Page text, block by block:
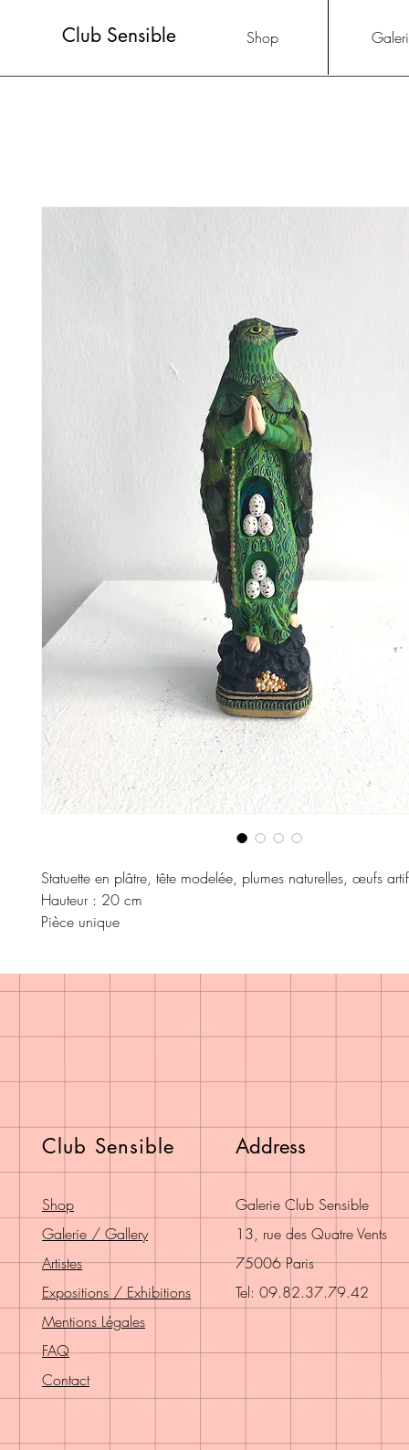
Club Sensible Shop
Statuette en plâtre, tête modelée, plumes naturelles, œufs
Hauteur : 20 cm
Pièce unique
Club Sensible
Shop
Galerie / Gallery
Artistes
Expositions / Exhibitions
Mentions Légales
FAQ
Contact
Address
Galerie Club Sensible
13, rue des Quatre Vents
75006 Paris
Tel: 09.82.37.79.42